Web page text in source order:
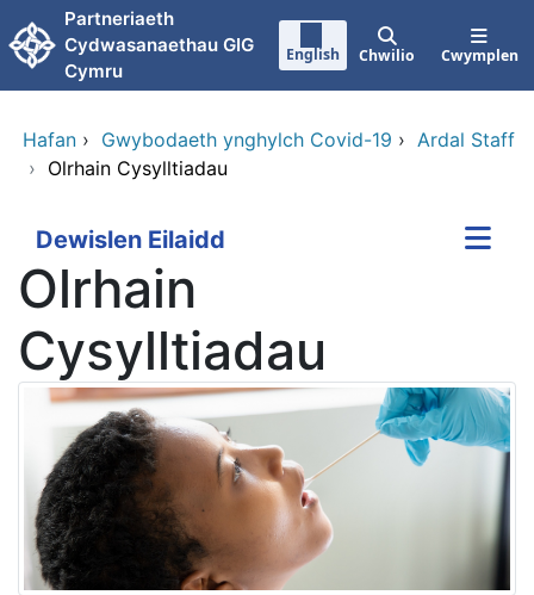
Neidio i'r prif gynnwy
Partneriaeth
Cydwasanaethau GIG
Cymru
English Chwilio Cwymplen
Hafan › Gwybodaeth ynghylch Covid-19 › Ardal Staff
› Olrhain Cysylltiadau
Dewislen Eilaidd
Olrhain
Cysylltiadau